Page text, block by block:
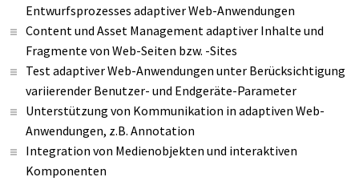
Entwurfsprozesses adaptiver Web-Anwendungen
Content und Asset Management adaptiver Inhalte und
Fragmente von Web-Seiten bzw. -Sites
Test adaptiver Web-Anwendungen unter Berücksichtigung
variierender Benutzer- und Endgeräte-Parameter
Unterstützung von Kommunikation in adaptiven Web-
Anwendungen, z.B. Annotation
Integration von Medienobjekten und interaktiven
Komponenten